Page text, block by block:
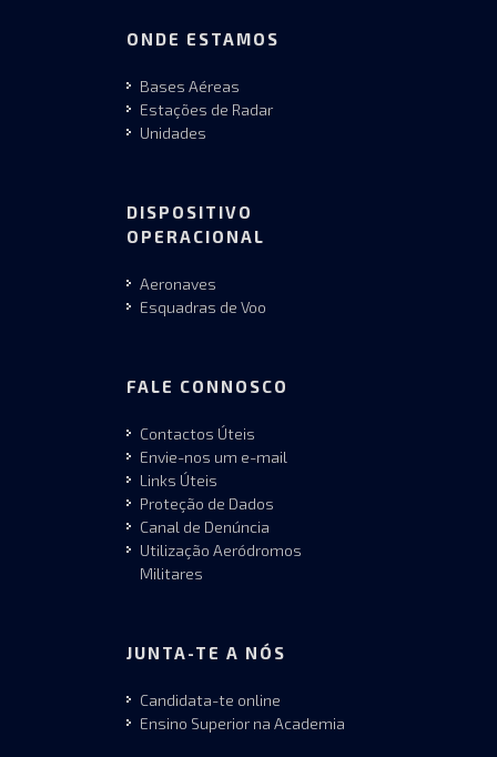
ONDE ESTAMOS
Bases Aéreas
Estações de Radar
Unidades
DISPOSITIVO
OPERACIONAL
Aeronaves
Esquadras de Voo
FALE CONNOSCO
Contactos Úteis
Envie-nos um e-mail
Links Úteis
Proteção de Dados
Canal de Denúncia
Utilização Aeródromos
Militares
JUNTA-TE A NÓS
Candidata-te online
Ensino Superior na Academia